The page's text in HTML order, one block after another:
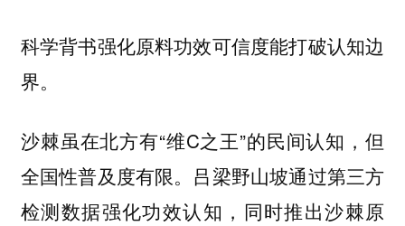
科学背书强化原料功效可信度能打破认知边
界。
沙棘虽在北方有“维C之王”的民间认知，但
全国性普及度有限。吕梁野山坡通过第三方
检测数据强化功效认知，同时推出沙棘原